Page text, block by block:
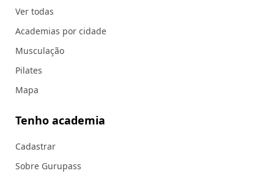
Ver todas
Academias por cidade
Musculação
Pilates
Mapa
Tenho academia
Cadastrar
Sobre Gurupass